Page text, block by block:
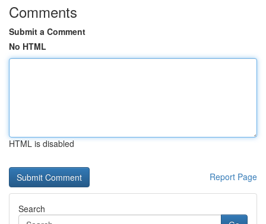
Comments
Submit a Comment
No HTML
HTML is disabled
Report Page
Search